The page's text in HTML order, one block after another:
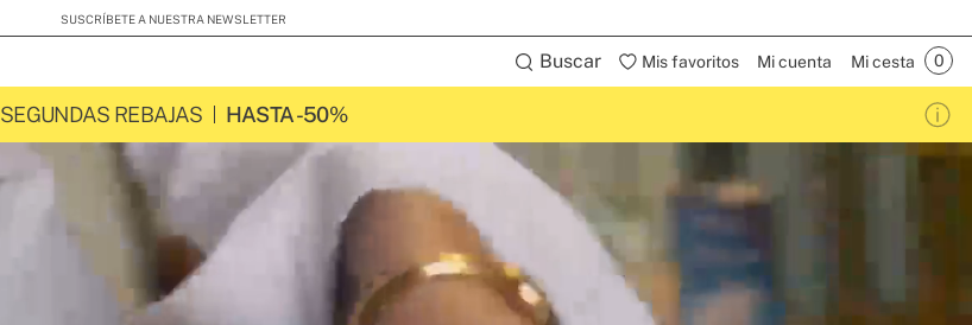
SUSCRÍBETE A NUESTRA NEWSLETTER
Buscar Mis favoritos Mi cuenta Mi cesta
SEGUNDAS REBAJAS HASTA -50%